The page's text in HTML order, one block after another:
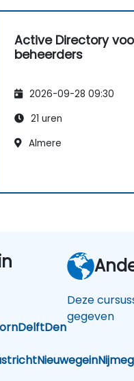
Active Directory
beheerders
2026-09-28 09:30
21 uren
Almere
DelftDen
Nieuwegein
Deze
gegeven